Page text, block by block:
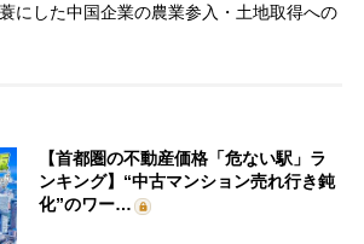
にした中国企業の農業参入・土地取得への
【首都圏の不動産価格「危ない駅」ラ
ンキング】“中古マンション売れ行き鈍
化”のワー…